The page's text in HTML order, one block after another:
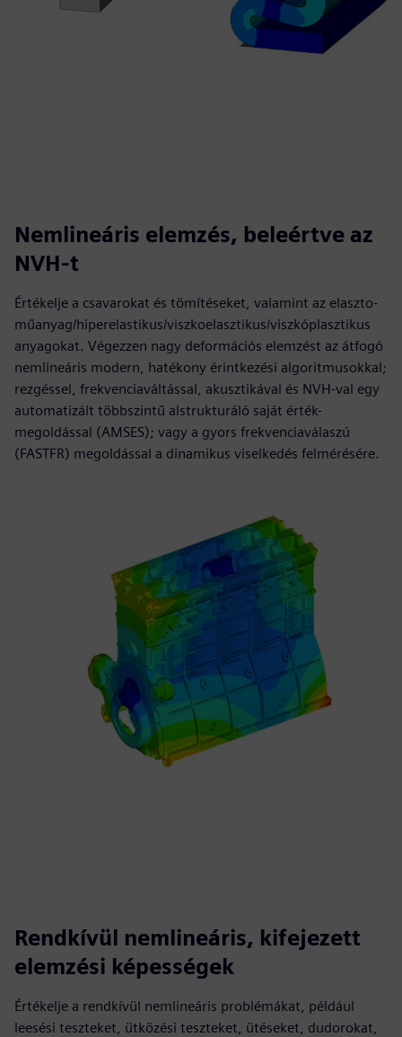
Nemlineáris elemzés, beleértve az
NVH-t
Értékelje a csavarokat és tömítéseket, valamint az elaszto-
műanyag/hiperelastikus/viszkoelasztikus/viszkóplasztikus
anyagokat. Végezzen nagy deformációs elemzést az átfogó
nemlineáris modern, hatékony érintkezési algoritmusokkal;
rezgéssel, frekvenciaváltással, akusztikával és NVH-val egy
automatizált többszintű alstrukturáló saját érték-
megoldással (AMSES); vagy a gyors frekvenciaválaszú
(FASTFR) megoldással a dinamikus viselkedés felmérésére.
Rendkívül nemlineáris, kifejezett
elemzési képességek
Értékelje a rendkívül nemlineáris problémákat, például
leesési teszteket, ütközési teszteket, ütéseket, dudorokat,